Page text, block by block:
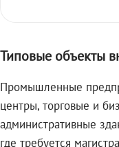
Типовые объекты
Промышленные
центры, торговые и
административные
где требуется